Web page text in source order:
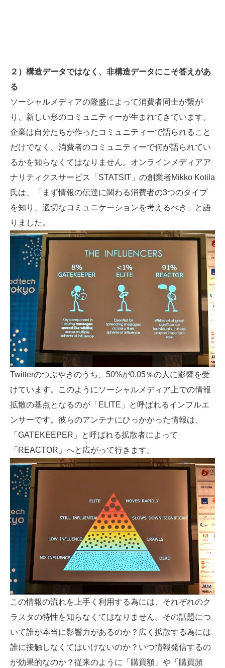
２）構造データではなく、非構造データにこそ答えがあ
る
ソーシャルメディアの隆盛によって消費者同士が繋が
り、新しい形のコミュニティーが生まれてきています。
企業は自分たちが作ったコミュニティーで語られること
だけでなく、消費者のコミュニティーで何が語られてい
るかを知らなくてはなりません。オンラインメディアア
ナリティクスサービス「STATSIT」の創業者Mikko Kotila
氏は、「まず情報の伝達に関わる消費者の3つのタイプ
を知り、適切なコミュニケーションを考えるべき」と語
りました。
Twitterのつぶやきのうち、50%が0.05％の人に影響を受
けています。このようにソーシャルメディア上での情報
拡散の基点となるのが「ELITE」と呼ばれるインフルエ
ンサーです。彼らのアンテナにひっかかった情報は、
「GATEKEEPER」と呼ばれる拡散者によって
「REACTOR」へと広がって行きます。
この情報の流れを上手く利用する為には、それぞれのク
ラスタの特性を知らなくてはなりません。その話題につ
いて誰が本当に影響力があるのか？広く拡散する為には
誰に接触しなくてはいけないのか？いつ情報発信するの
が効果的なのか？従来のように「購買額」や「購買頻